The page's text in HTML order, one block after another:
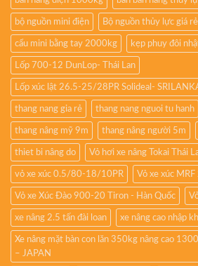
bộ nguồn mini điện Bộ nguồn thủy lực giá rẻ
cẩu mini bằng tay 2000kg kẹp phuy đôi
Lốp 700-12 DunLop- Thái Lan
Lốp xúc lật 26.5-25/28PR Solideal-
thang nang gia rẻ thang nang nguoi tu hanh
thang nâng mỹ 9m thang nâng người 5m
thiet bi nâng do Vỏ hơi xe nâng Tokai Thái
vỏ xe xúc 0.5/80-18/10PR Vỏ xe xúc
Vỏ xe Xúc Đào 900-20 Tiron - Hàn Quốc
xe nâng 2.5 tấn đài loan xe nâng cao nhập
Xe nâng mặt bàn con lăn 350kg nâng cao
– JAPAN